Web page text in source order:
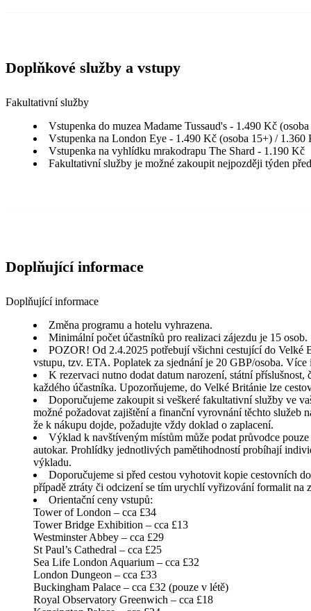
Doplňkové služby a vstupy
Fakultativní služby
Vstupenka do muzea Madame Tussaud's - 1.490 Kč
Vstupenka na London Eye - 1.490 Kč (osoba 15+) / 1.360
Vstupenka na vyhlídku mrakodrapu The Shard - 1.190 Kč
Fakultativní služby je možné zakoupit nejpozději týden
Doplňující informace
Doplňující informace
Změna programu a hotelu vyhrazena.
Minimální počet účastníků pro realizaci zájezdu je 15 osob.
POZOR! Od 2.4.2025 potřebují všichni cestující do Velké
vstupu, tzv. ETA. Poplatek za sjednání je 20 GBP/osoba.
K rezervaci nutno dodat datum narození, státní příslušnost,
každého účastníka. Upozorňujeme, do Velké Británie lze
Doporučujeme zakoupit si veškeré fakultativní služby ve
možné požadovat zajištění a finanční vyrovnání těchto služeb
že k nákupu dojde, požadujte vždy doklad o zaplacení.
Výklad k navštíveným místům může podat průvodce
autokar. Prohlídky jednotlivých pamětihodností probíhají
výkladu.
Doporučujeme si před cestou vyhotovit kopie cestovních
případě ztráty či odcizení se tím urychlí vyřizování formalit na
Orientační ceny vstupů:
Tower of London – cca £34
Tower Bridge Exhibition – cca £13
Westminster Abbey – cca £29
St Paul’s Cathedral – cca £25
Sea Life London Aquarium – cca £32
London Dungeon – cca £33
Buckingham Palace – cca £32 (pouze v létě)
Royal Observatory Greenwich – cca £18